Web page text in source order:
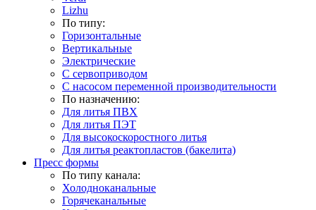
Lizhu
По типу:
Горизонтальные
Вертикальные
Электрические
С сервоприводом
С насосом переменной производительности
По назначению:
Для литья ПВХ
Для литья ПЭТ
Для высокоскоростного литья
Для литья реактопластов (бакелита)
Пресс формы
По типу канала:
Холодноканальные
Горячеканальные